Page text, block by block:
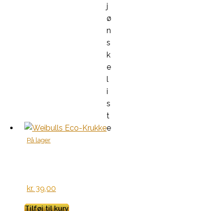
j
ø
n
s
k
e
l
i
s
t
e
På lager
kr. 39,00
Tilføj til kurv